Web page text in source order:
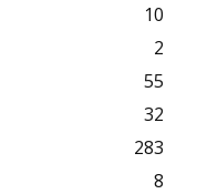
10
2
55
32
283
8